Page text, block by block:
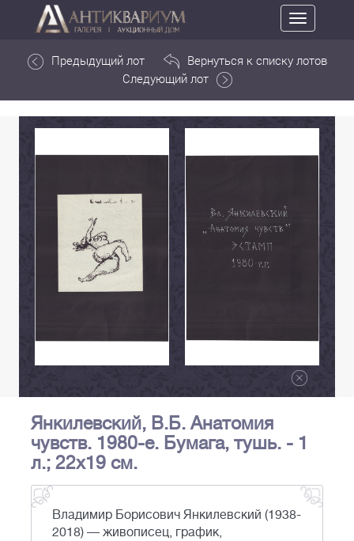
Toggle
navigation
Предыдущий лот
Вернуться к списку лотов
Следующий лот
Янкилевский, В.Б. Анатомия
чувств. 1980-е. Бумага, тушь. - 1
л.; 22x19 см.
Владимир Борисович Янкилевский (1938-
2018) — живописец, график,